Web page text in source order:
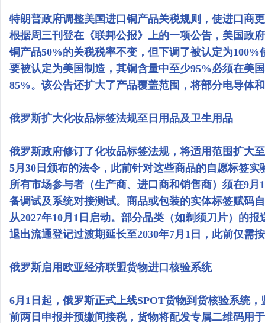
特朗普政府调整美国进口铜产品关税规则，使进口商
根据周三刊登在《联邦公报》上的一项公告，美国政
铜产品50%的关税税率不变，但下调了被认定为
要被认定为美国制造，其铜含量中至少95%必须在美
85%。该公告还扩大了产品覆盖范围，将部分电导体
俄罗斯扩大化妆品标签法规至日用品及卫生用品
俄罗斯政府修订了化妆品标签法规，将适用范围扩大
5月30日颁布的法令，此前针对这些商品的自愿标签
所有市场参与者（生产商、进口商和销售商）须在9
备调试及系统对接测试。商品或包装的实体标签赋码
从2027年10月1日启动。部分品类（如剃须刀片）的
退出流通登记过渡期延长至2030年7月1日，此前仅需
俄罗斯启用欧亚经济联盟货物进口核验系统
6月1日起，俄罗斯正式上线SPOT货物到货核验系统
前两日申报并预缴间接税，货物将配发专属二维码用